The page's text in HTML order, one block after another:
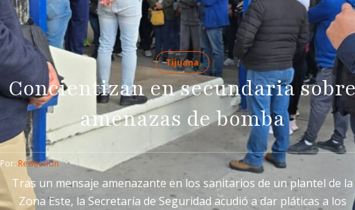
Tijuana
Concientizan en secundaria sobre
amenazas de bomba
Por: Redacción
Tras un mensaje amenazante en los sanitarios de un plantel de la
Zona Este, la Secretaría de Seguridad acudió a dar pláticas a los